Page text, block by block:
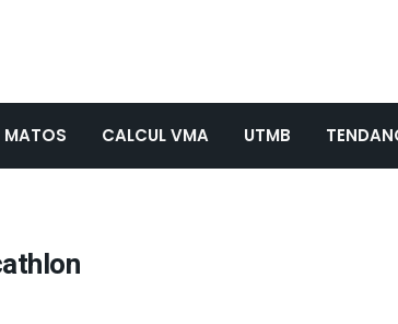
MATOS CALCUL VMA UTMB